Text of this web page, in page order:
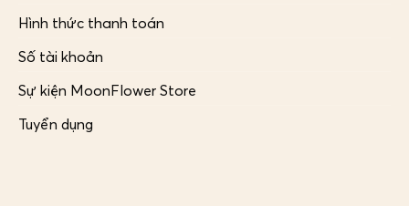
Hình thức thanh toán
Số tài khoản
Sự kiện MoonFlower Store
Tuyển dụng